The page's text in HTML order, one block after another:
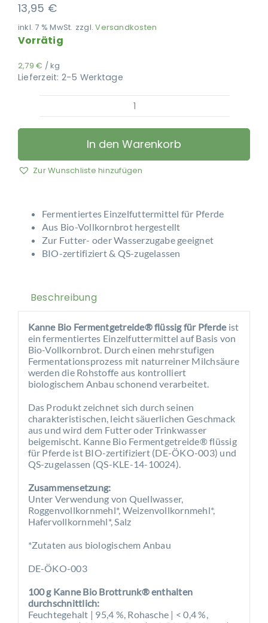
13,95 €
inkl. 7 % MwSt. zzgl.Versandkosten
Vorrätig
2,79€ /kg
Lieferzeit: 2-5 Werktage
Kanne
Brottrunk®
-
Fermentgetreide®
Pferde
5
kg
Menge
In den Warenkorb
Zur Wunschliste hinzufügen
Fermentiertes Einzelfuttermittel für Pferde
Aus Bio-Vollkornbrot hergestellt
Zur Futter- oder Wasserzugabe geeignet
BIO-zertifiziert & QS-zugelassen
Beschreibung
Kanne Bio Fermentgetreide® flüssig für Pferdeist
ein fermentiertes Einzelfuttermittel auf Basis von
Bio-Vollkornbrot. Durch einen mehrstufigen
Fermentationsprozess mit naturreiner Milchsäure
werden die Rohstoffe aus kontrolliert
biologischem Anbau schonend verarbeitet.
Das Produkt zeichnet sich durch seinen
charakteristischen, leicht säuerlichen Geschmack
aus und wird dem Futter oder Trinkwasser
beigemischt. Kanne Bio Fermentgetreide® flüssig
für Pferde ist BIO-zertifiziert (DE-ÖKO-003) und
QS-zugelassen (QS-KLE-14-10024).
Zusammensetzung:
Unter Verwendung von Quellwasser,
Roggenvollkornmehl*, Weizenvollkornmehl*,
Hafervollkornmehl*, Salz
*Zutaten aus biologischem Anbau
DE-ÖKO-003
100 g Kanne Bio Brottrunk® enthalten
durchschnittlich:
Feuchtegehalt | 95,4 %, Rohasche | < 0,4 %,